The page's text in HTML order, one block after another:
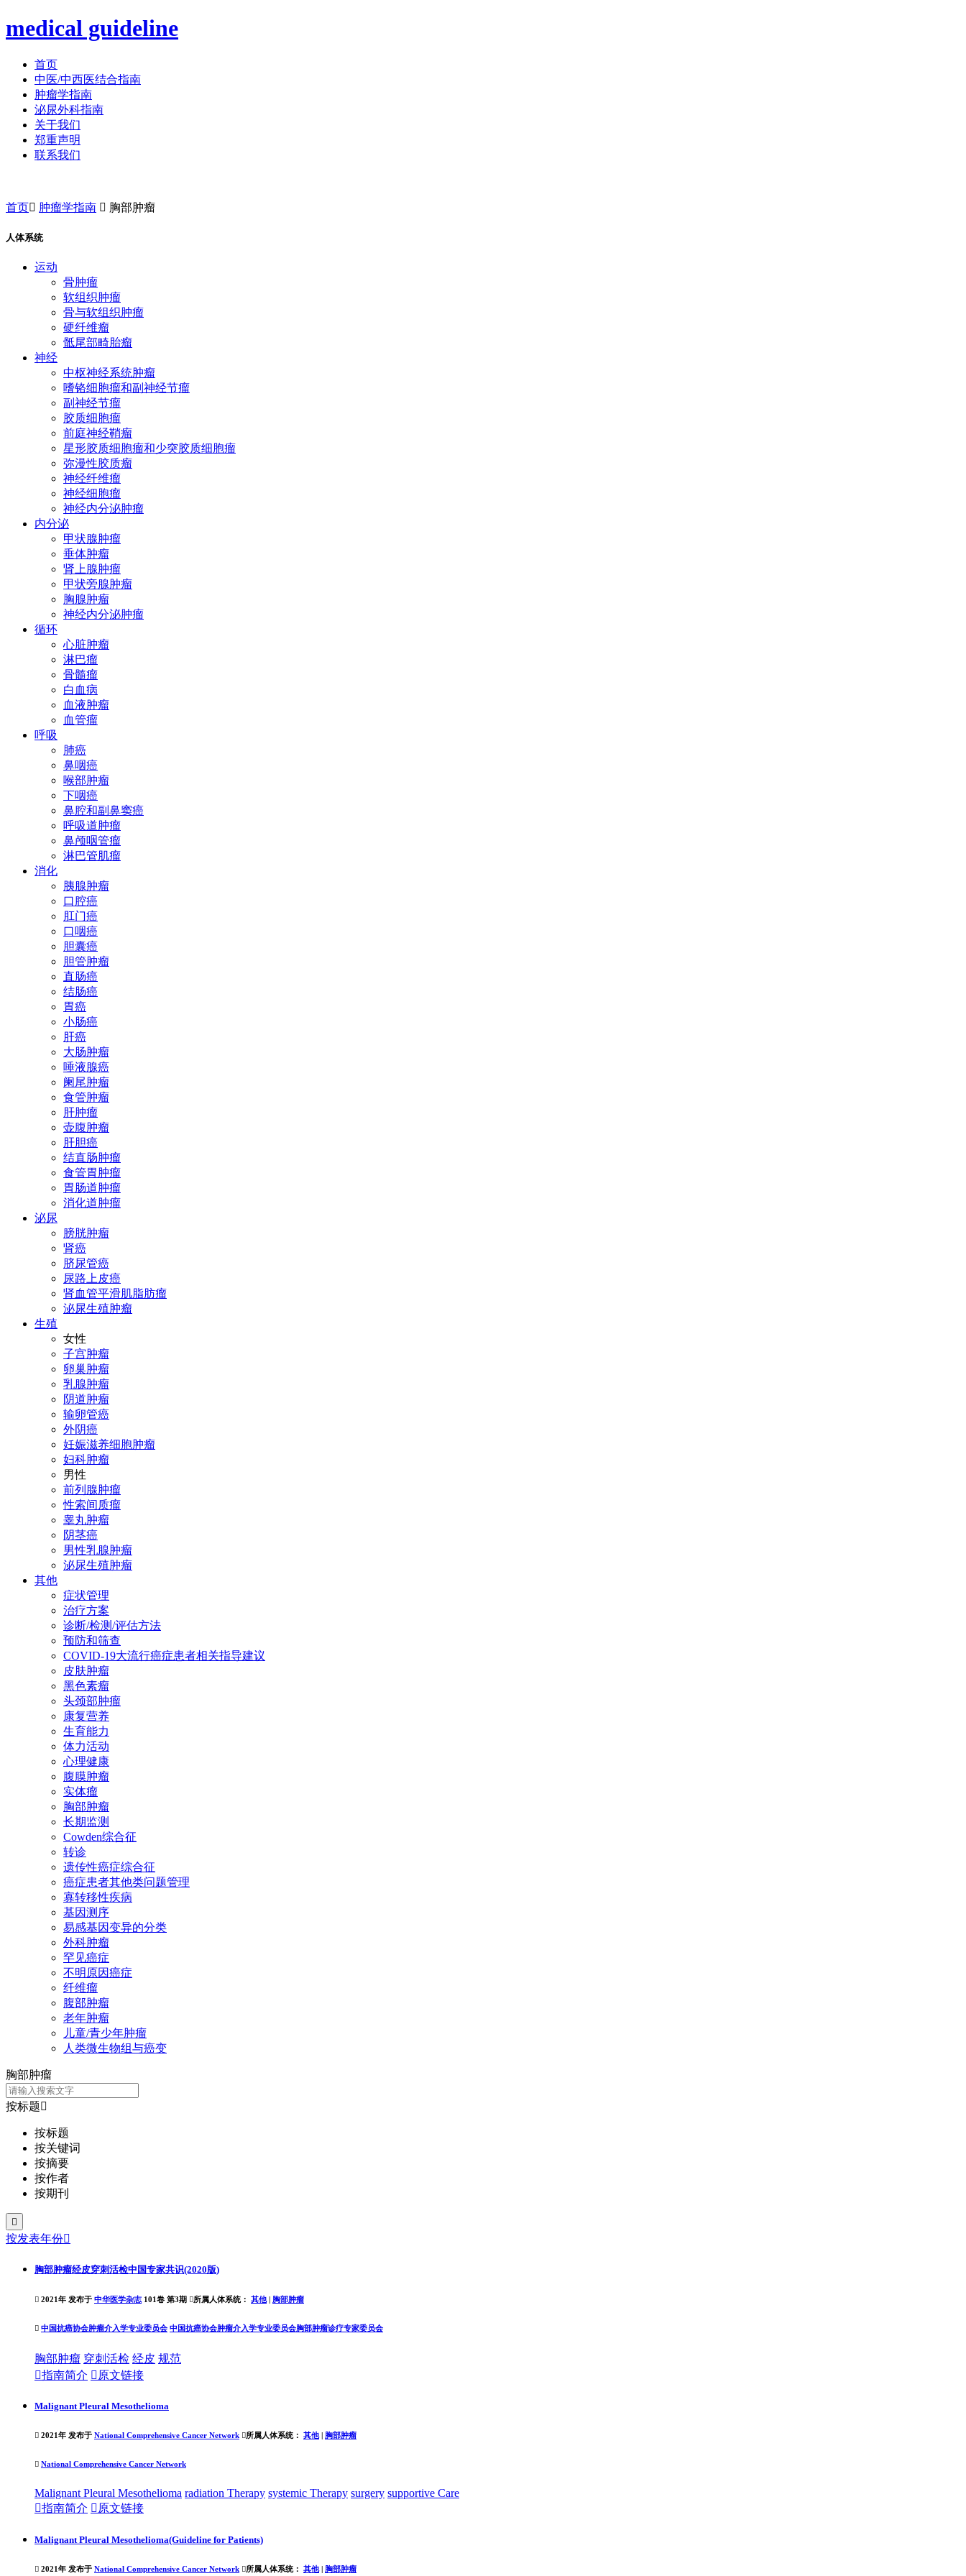
medical guideline
首页
中医/中西医结合指南
肿瘤学指南
泌尿外科指南
关于我们
郑重声明
联系我们
首页 肿瘤学指南  胸部肿瘤
人体系统
运动
骨肿瘤
软组织肿瘤
骨与软组织肿瘤
硬纤维瘤
骶尾部畸胎瘤
神经
中枢神经系统肿瘤
嗜铬细胞瘤和副神经节瘤
副神经节瘤
胶质细胞瘤
前庭神经鞘瘤
星形胶质细胞瘤和少突胶质细胞瘤
弥漫性胶质瘤
神经纤维瘤
神经细胞瘤
神经内分泌肿瘤
内分泌
甲状腺肿瘤
垂体肿瘤
肾上腺肿瘤
甲状旁腺肿瘤
胸腺肿瘤
神经内分泌肿瘤
循环
心脏肿瘤
淋巴瘤
骨髓瘤
白血病
血液肿瘤
血管瘤
呼吸
肺癌
鼻咽癌
喉部肿瘤
下咽癌
鼻腔和副鼻窦癌
呼吸道肿瘤
鼻颅咽管瘤
淋巴管肌瘤
消化
胰腺肿瘤
口腔癌
肛门癌
口咽癌
胆囊癌
胆管肿瘤
直肠癌
结肠癌
胃癌
小肠癌
肝癌
大肠肿瘤
唾液腺癌
阑尾肿瘤
食管肿瘤
肝肿瘤
壶腹肿瘤
肝胆癌
结直肠肿瘤
食管胃肿瘤
胃肠道肿瘤
消化道肿瘤
泌尿
膀胱肿瘤
肾癌
脐尿管癌
尿路上皮癌
肾血管平滑肌脂肪瘤
泌尿生殖肿瘤
生殖
女性
子宫肿瘤
卵巢肿瘤
乳腺肿瘤
阴道肿瘤
输卵管癌
外阴癌
妊娠滋养细胞肿瘤
妇科肿瘤
男性
前列腺肿瘤
性索间质瘤
睾丸肿瘤
阴茎癌
男性乳腺肿瘤
泌尿生殖肿瘤
其他
症状管理
治疗方案
诊断/检测/评估方法
预防和筛查
COVID-19大流行癌症患者相关指导建议
皮肤肿瘤
黑色素瘤
头颈部肿瘤
康复营养
生育能力
体力活动
心理健康
腹膜肿瘤
实体瘤
胸部肿瘤
长期监测
Cowden综合征
转诊
遗传性癌症综合征
癌症患者其他类问题管理
寡转移性疾病
基因测序
易感基因变异的分类
外科肿瘤
罕见癌症
不明原因癌症
纤维瘤
腹部肿瘤
老年肿瘤
儿童/青少年肿瘤
人类微生物组与癌变
胸部肿瘤
按标题
按标题
按关键词
按摘要
按作者
按期刊

按发表年份
胸部肿瘤经皮穿刺活检中国专家共识(2020版)
 2021年 发布于 中华医学杂志 101卷 第3期 所属人体系统： 其他 胸部肿瘤
 中国抗癌协会肿瘤介入学专业委员会 中国抗癌协会肿瘤介入学专业委员会胸部肿瘤诊疗专家委员会
胸部肿瘤 穿刺活检 经皮 规范
指南简介  原文链接
Malignant Pleural Mesothelioma
 2021年 发布于 National Comprehensive Cancer Network 所属人体系统： 其他 胸部肿瘤
 National Comprehensive Cancer Network
Malignant Pleural Mesothelioma radiation Therapy systemic Therapy surgery supportive Care
指南简介  原文链接
Malignant Pleural Mesothelioma(Guideline for Patients)
 2021年 发布于 National Comprehensive Cancer Network 所属人体系统： 其他 | 胸部肿瘤